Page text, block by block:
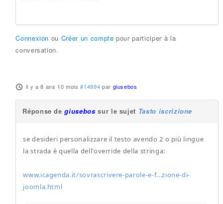
Connexion ou Créer un compte pour participer à la
conversation.
il y a 8 ans 10 mois #14994 par giusebos
Réponse degiusebos sur le sujet Tasto iscrizione
se desideri personalizzare il testo avendo 2 o più lingue
la strada è quella dell'override della stringa:
www.icagenda.it/sovrascrivere-parole-e-f...zione-di-
joomla.html